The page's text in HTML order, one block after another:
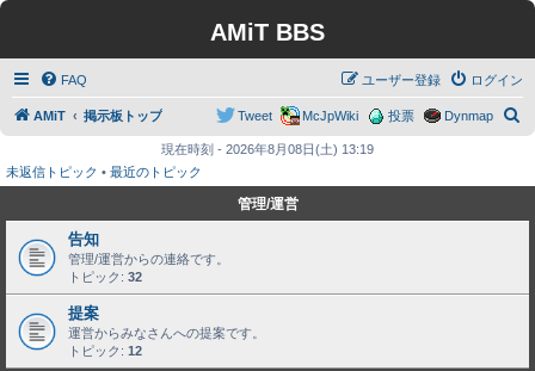
AMiT BBS
FAQ ログイン
ユーザー登録
AMiT 掲示板トップ Dynmap
投票
McJpWiki
Tweet
現在時刻 - 2026年8月08日(土) 13:19
未返信トピック • 最近のトピック
管理/運営
告知
管理/運営からの連絡です。
トピック: 32
提案
運営からみなさんへの提案です。
トピック: 12